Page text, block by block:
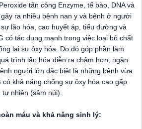
tấn công Enzyme, tế bào, DNA và
ra nhiều bệnh nan y và bệnh ở người
lão hóa, cao huyết áp, tiểu đường và
có tác dụng mạnh trong việc loại bỏ chất
lại sự ôxy hóa. Do đó góp phần làm
trình lão hóa diễn ra chậm hơn, ngăn
người lớn đặc biệt là những bệnh vừa
có khả năng chống sự ôxy hóa cao gấp
nhiên (sâm núi).
máu và khả năng sinh lý: